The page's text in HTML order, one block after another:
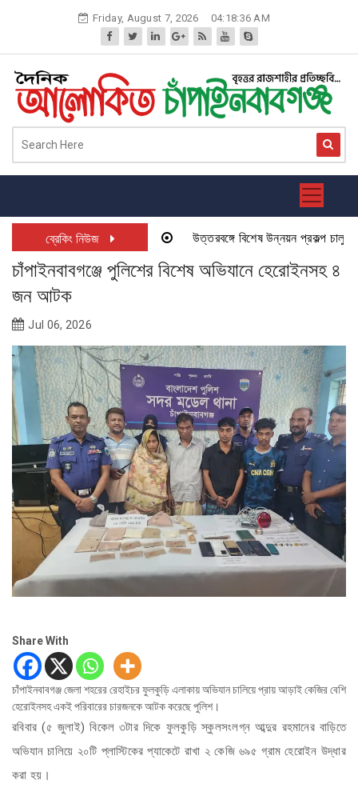
Friday, August 7, 2026 04:18:36 AM
ব্রেকিং নিউজ উত্তরবঙ্গে বিশেষ উন্নয়ন প্রকল্প চালু হতে
চাঁপাইনবাবগঞ্জে পুলিশের বিশেষ অভিযানে হেরোইনসহ ৪
জন আটক
Jul 06, 2026
Share With
চাঁপাইনবাবগঞ্জ জেলা শহরের রেহাইচর ফুলকুড়ি এলাকায় অভিযান চালিয়ে প্রায় আড়াই কেজির বেশি
হেরোইনসহ একই পরিবারের চারজনকে আটক করেছে পুলিশ।
রবিবার (৫ জুলাই) বিকেল ৩টার দিকে ফুলকুড়ি স্কুলসংলগ্ন আব্দুর রহমানের বাড়িতে
অভিযান চালিয়ে ২০টি প্লাস্টিকের প্যাকেটে রাখা ২ কেজি ৬৯৫ গ্রাম হেরোইন উদ্ধার
করা হয়।